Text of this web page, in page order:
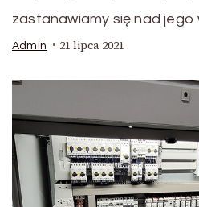
zastanawiamy się nad jego
Admin 21 lipca 2021